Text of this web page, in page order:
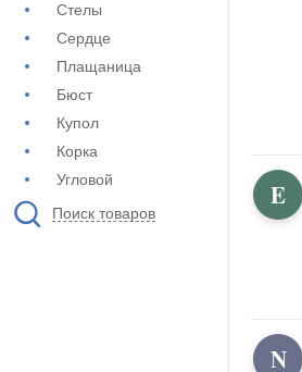
Стелы
Сердце
Плащаница
Бюст
Купол
Корка
Угловой
Поиск товаров
E
N